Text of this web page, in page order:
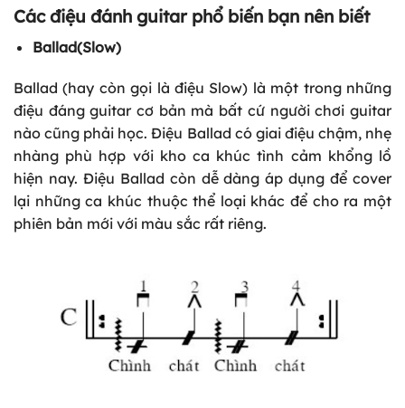
Các điệu đánh guitar phổ biến bạn nên biết
Ballad(Slow)
Ballad (hay còn gọi là điệu Slow) là một trong những
điệu đáng guitar cơ bản mà bất cứ người chơi guitar
nào cũng phải học. Điệu Ballad có giai điệu chậm, nhẹ
nhàng phù hợp với kho ca khúc tình cảm khổng lồ
hiện nay. Điệu Ballad còn dễ dàng áp dụng để cover
lại những ca khúc thuộc thể loại khác để cho ra một
phiên bản mới với màu sắc rất riêng.